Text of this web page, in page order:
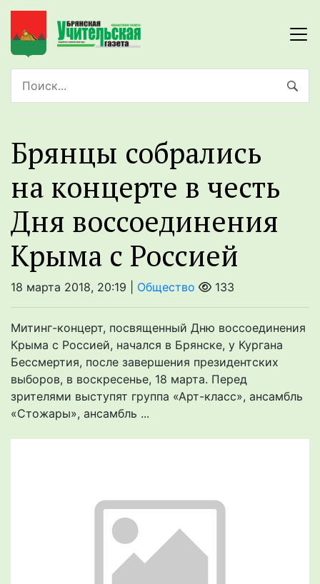
Брянцы собрались
на концерте в честь
Дня воссоединения
Крыма с Россией
18 марта 2018, 20:19 | Общество 133
Митинг-концерт, посвященный Дню воссоединения
Крыма с Россией, начался в Брянске, у Кургана
Бессмертия, после завершения президентских
выборов, в воскресенье, 18 марта. Перед
зрителями выступят группа «Арт-класс», ансамбль
«Стожары», ансамбль ...